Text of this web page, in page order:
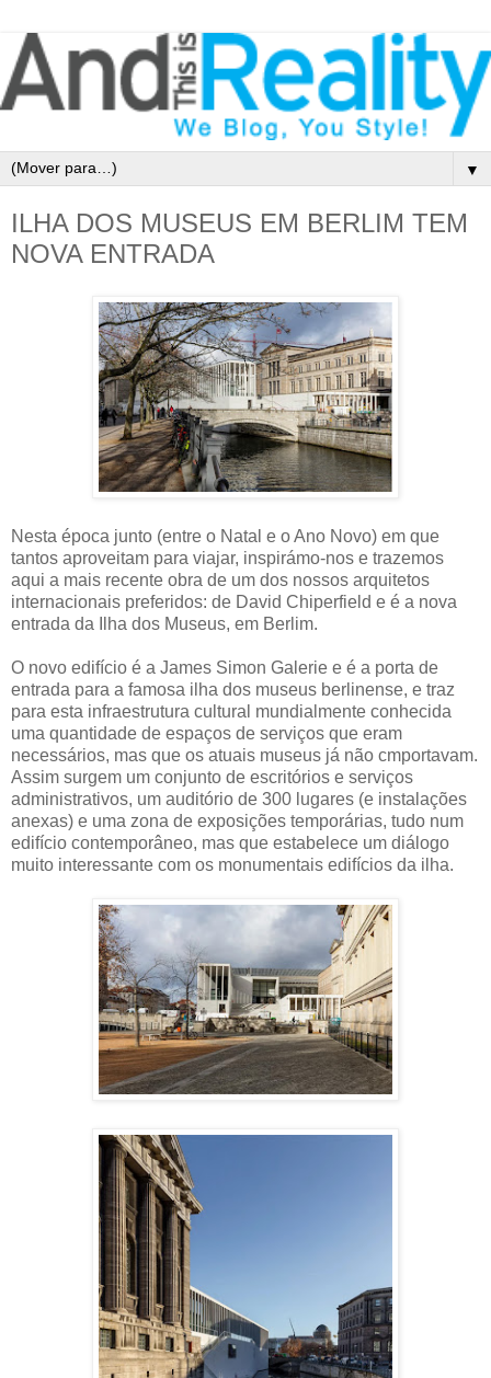
▼
ILHA DOS MUSEUS EM BERLIM TEM
NOVA ENTRADA
Nesta época junto (entre o Natal e o Ano Novo) em que
tantos aproveitam para viajar, inspirámo-nos e trazemos
aqui a mais recente obra de um dos nossos arquitetos
internacionais preferidos: de David Chiperfield e é a nova
entrada da Ilha dos Museus, em Berlim.
O novo edifício é a James Simon Galerie e é a porta de
entrada para a famosa ilha dos museus berlinense, e traz
para esta infraestrutura cultural mundialmente conhecida
uma quantidade de espaços de serviços que eram
necessários, mas que os atuais museus já não cmportavam.
Assim surgem um conjunto de escritórios e serviços
administrativos, um auditório de 300 lugares (e instalações
anexas) e uma zona de exposições temporárias, tudo num
edifício contemporâneo, mas que estabelece um diálogo
muito interessante com os monumentais edifícios da ilha.